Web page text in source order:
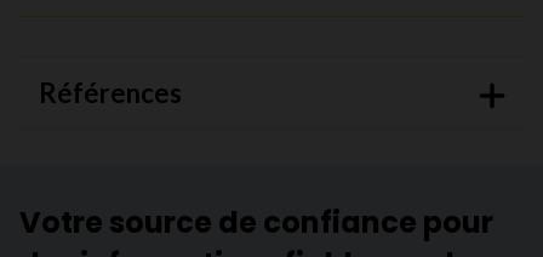
Références
Votre source de confiance pour